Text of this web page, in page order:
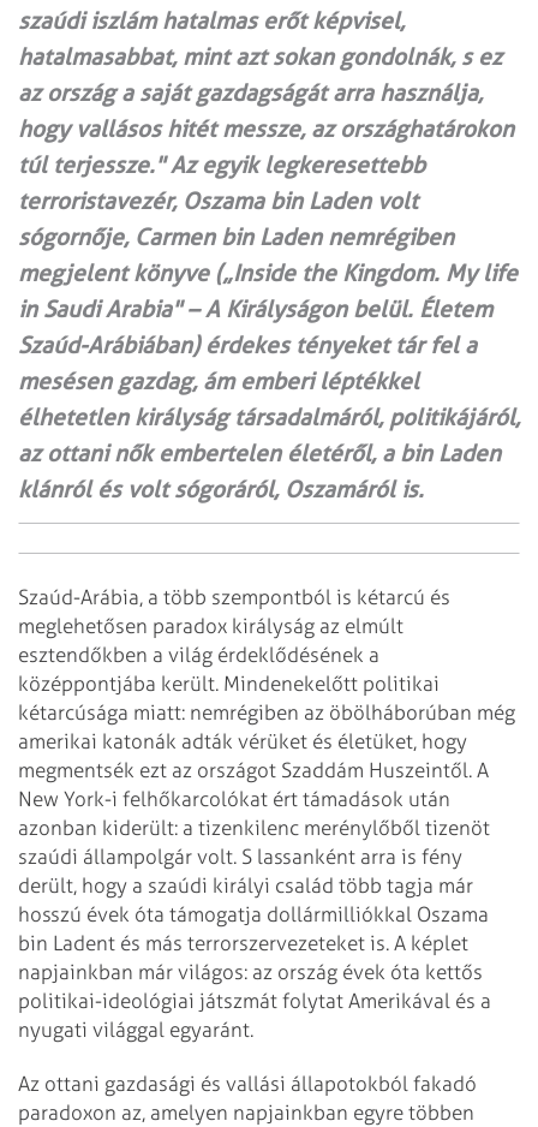
szaúdi iszlám hatalmas erőt képvisel,
hatalmasabbat, mint azt sokan gondolnák, s ez
az ország a saját gazdagságát arra használja,
hogy vallásos hitét messze, az országhatárokon
túl terjessze." Az egyik legkeresettebb
terroristavezér, Oszama bin Laden volt
sógornője, Carmen bin Laden nemrégiben
megjelent könyve („Inside the Kingdom. My life
in Saudi Arabia" – A Királyságon belül. Életem
Szaúd-Arábiában) érdekes tényeket tár fel a
mesésen gazdag, ám emberi léptékkel
élhetetlen királyság társadalmáról, politikájáról,
az ottani nők embertelen életéről, a bin Laden
klánról és volt sógoráról, Oszamáról is.
Szaúd-Arábia, a több szempontból is kétarcú és
meglehetősen paradox királyság az elmúlt
esztendőkben a világ érdeklődésének a
középpontjába került. Mindenekelőtt politikai
kétarcúsága miatt: nemrégiben az öbölháborúban még
amerikai katonák adták vérüket és életüket, hogy
megmentsék ezt az országot Szaddám Huszeintől. A
New York-i felhőkarcolókat ért támadások után
azonban kiderült: a tizenkilenc merénylőből tizenöt
szaúdi állampolgár volt. S lassanként arra is fény
derült, hogy a szaúdi királyi család több tagja már
hosszú évek óta támogatja dollármilliókkal Oszama
bin Ladent és más terrorszervezeteket is. A képlet
napjainkban már világos: az ország évek óta kettős
politikai-ideológiai játszmát folytat Amerikával és a
nyugati világgal egyaránt.
Az ottani gazdasági és vallási állapotokból fakadó
paradoxon az, amelyen napjainkban egyre többen